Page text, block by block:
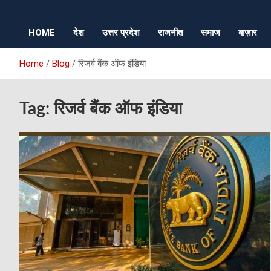
HOME देश उत्तर प्रदेश राजनीत समाज बाज़ार
Home Blog रिजर्व बैंक ऑफ इंडिया
Tag:रिजर्व बैंक ऑफ इंडिया